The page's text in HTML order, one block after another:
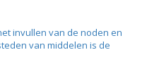
invullen van de noden en
van middelen is de